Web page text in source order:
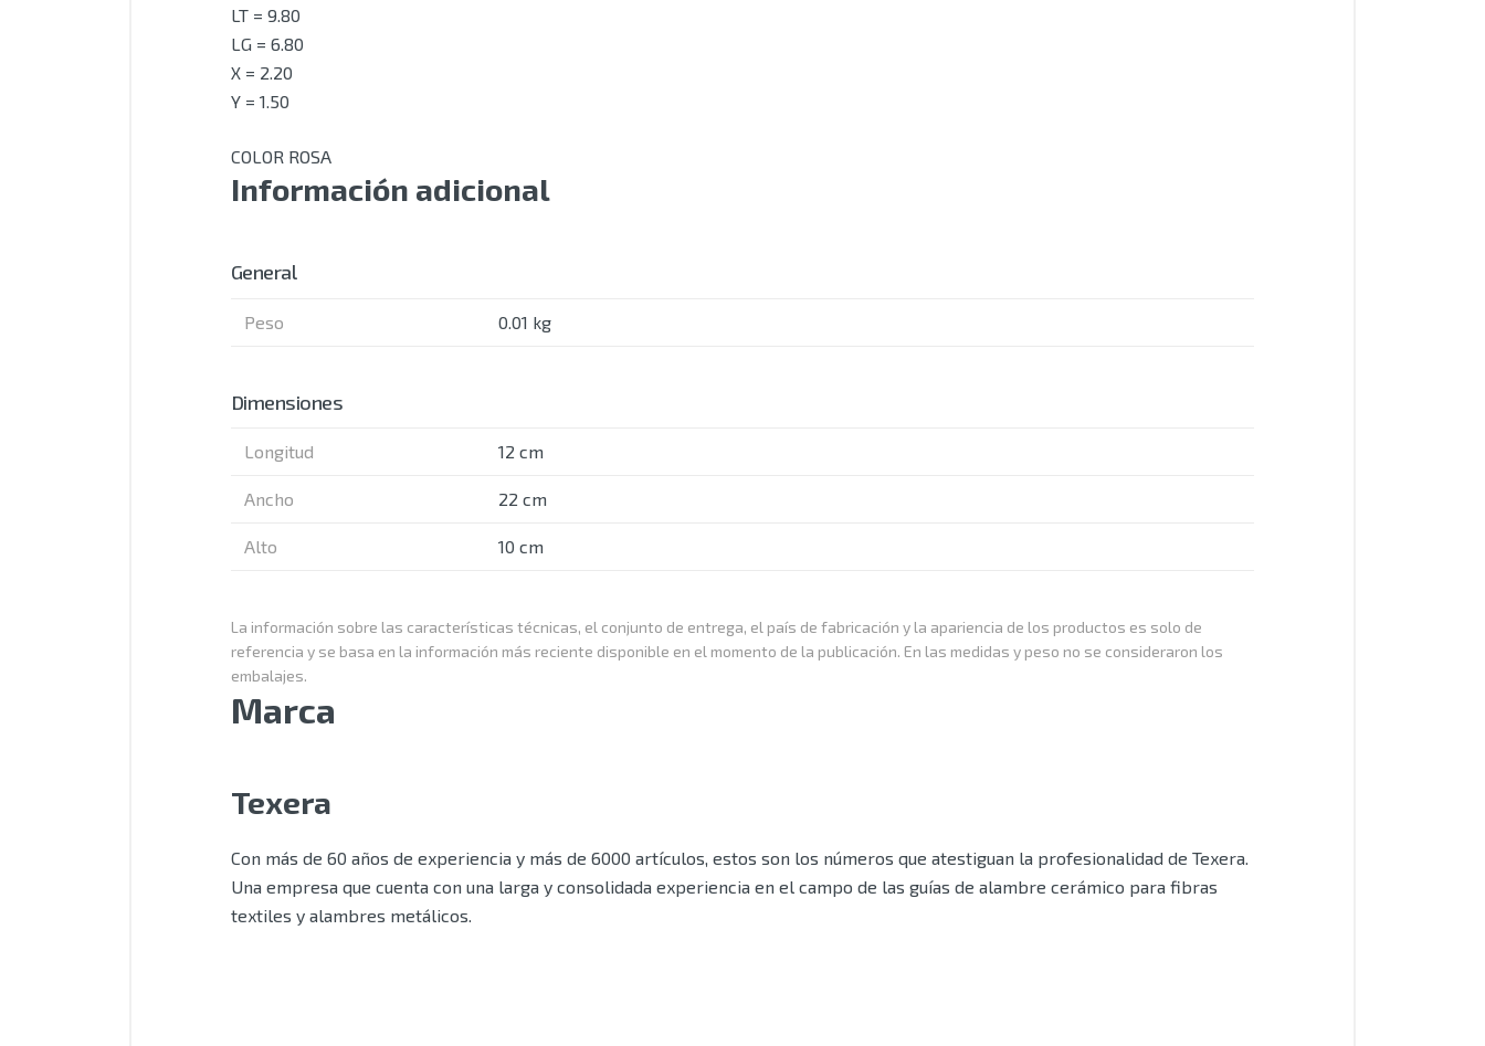
LT = 9.80
LG = 6.80
X = 2.20
Y = 1.50
COLOR ROSA
Información adicional
General
Peso 0.01 kg
Dimensiones
Longitud 12 cm
Ancho 22 cm
Alto 10 cm
La información sobre las características técnicas, el conjunto de entrega, el país de fabricación y la apariencia de los productos es solo de
referencia y se basa en la información más reciente disponible en el momento de la publicación. En las medidas y peso no se consideraron los
embalajes.
Marca
Texera
Con más de 60 años de experiencia y más de 6000 artículos, estos son los números que atestiguan la profesionalidad de Texera.
Una empresa que cuenta con una larga y consolidada experiencia en el campo de las guías de alambre cerámico para fibras
textiles y alambres metálicos.